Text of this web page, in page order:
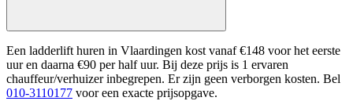
Een ladderlift huren in Vlaardingen kost vanaf €148 voor het eerste
uur en daarna €90 per half uur. Bij deze prijs is 1 ervaren
chauffeur/verhuizer inbegrepen. Er zijn geen verborgen kosten. Bel
010-3110177 voor een exacte prijsopgave.